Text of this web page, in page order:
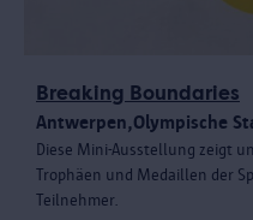
Breaking Boundaries
Antwerpen,Olympische
Diese Mini-Ausstellung zeigt
Trophäen und Medaillen der
Teilnehmer.